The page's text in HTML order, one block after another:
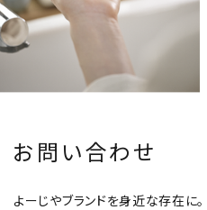
お問い合わせ
よーじやブランドを身近な存在に。